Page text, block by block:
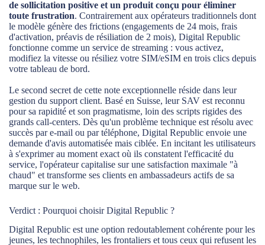
de sollicitation positive et un produit conçu pour éliminer
toute frustration. Contrairement aux opérateurs traditionnels dont
le modèle génère des frictions (engagements de 24 mois, frais
d'activation, préavis de résiliation de 2 mois), Digital Republic
fonctionne comme un service de streaming : vous activez,
modifiez la vitesse ou résiliez votre SIM/eSIM en trois clics depuis
votre tableau de bord.
Le second secret de cette note exceptionnelle réside dans leur
gestion du support client. Basé en Suisse, leur SAV est reconnu
pour sa rapidité et son pragmatisme, loin des scripts rigides des
grands call-centers. Dès qu'un problème technique est résolu avec
succès par e-mail ou par téléphone, Digital Republic envoie une
demande d'avis automatisée mais ciblée. En incitant les utilisateurs
à s'exprimer au moment exact où ils constatent l'efficacité du
service, l'opérateur capitalise sur une satisfaction maximale "à
chaud" et transforme ses clients en ambassadeurs actifs de sa
marque sur le web.
Verdict : Pourquoi choisir Digital Republic ?
Digital Republic est une option redoutablement cohérente pour les
jeunes, les technophiles, les frontaliers et tous ceux qui refusent les